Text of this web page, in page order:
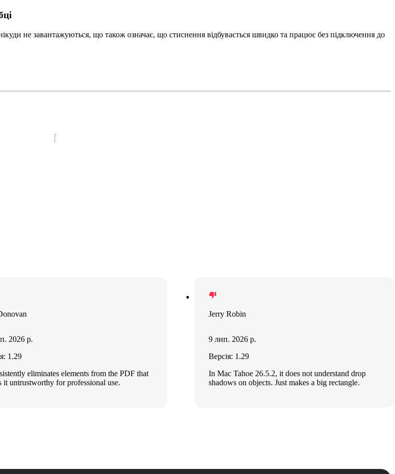
не завантажуються, що також означає, що стиснення відбувається швидко та працює без підключення до
2026 р.
1.29
eliminates elements from the PDF that
it untrustworthy for professional use.
Jerry Robin
9 лип. 2026 р.
Версія: 1.29
In Mac Tahoe 26.5.2, it does not understand drop
shadows on objects. Just makes a big rectangle.